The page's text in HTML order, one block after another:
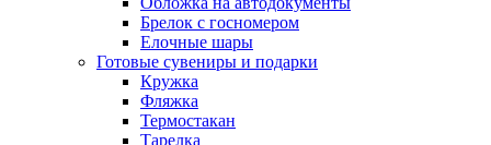
Брелок с госномером
Елочные шары
Готовые сувениры и подарки
Кружка
Фляжка
Термостакан
Тарелка